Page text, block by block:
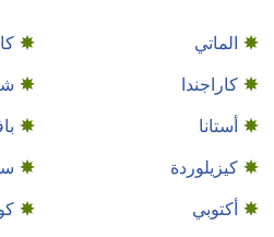
الماتي
كاراجندا
أستانا
كيزيلوردة
أكتوبي